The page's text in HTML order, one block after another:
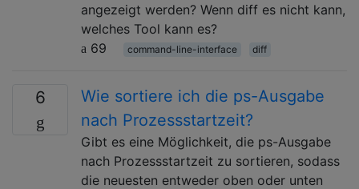
angezeigt werden? Wenn diff es nicht kann,
welches Tool kann es?
69
command-line-interface diff
6
Wie sortiere ich die ps-Ausgabe
nach Prozessstartzeit?
Gibt es eine Möglichkeit, die ps-Ausgabe
nach Prozessstartzeit zu sortieren, sodass
die neuesten entweder oben oder unten